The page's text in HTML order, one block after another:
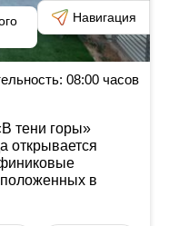
Навигация
: 08:00часов
тени горы»
открывается
в